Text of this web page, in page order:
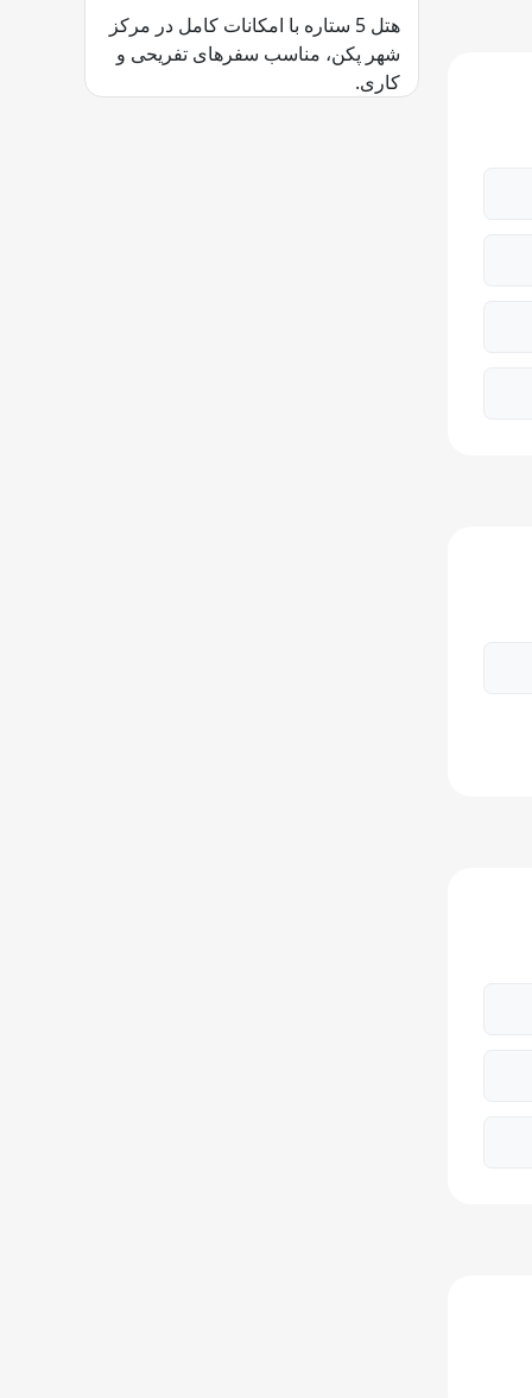
هتل 5 ستاره با امکانات کامل در مرکز
شهر پکن، مناسب سفرهای تفریحی و
کاری.